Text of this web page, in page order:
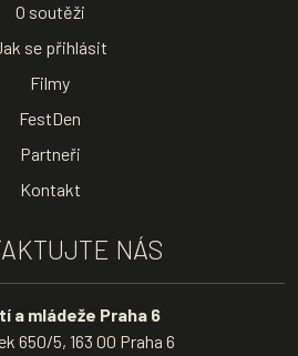
O soutěži
se přihlásit
Filmy
FestDen
Partneři
Kontakt
NÁS
a mládeže Praha 6
650/5, 163 00 Praha 6